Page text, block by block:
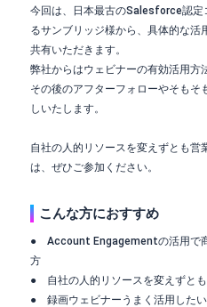
今回は、日本最古のSalesforce認定
るサンブリッジ様から、具体的な活
共有いただきます。
弊社からはウェビナーの有効活用方
その後のアフターフォローやそもそ
しいたします。
自社の人的リソースを変えずとも営
は、ぜひご参加ください。
こんな方におすすめ
● Account Engagementの活用で
方
● 自社の人的リソースを変えずと
● 録画ウェビナーうまく活用した